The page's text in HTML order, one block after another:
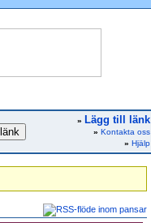
» Lägg till länk
» Kontakta oss
» Hjälp